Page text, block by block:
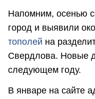
Напомним, осенью
город и выявили
тополей на
Свердлова. Новые
следующем году.
В январе на сайте